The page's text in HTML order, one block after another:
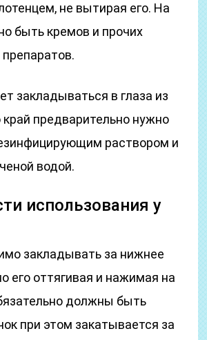
не вытирая его. На
быть кремов и прочих
закладываться в глаза из
край предварительно нужно
раствором и
водой.
использования у
закладывать за нижнее
его оттягивая и нажимая на
должны быть
при этом закатывается за